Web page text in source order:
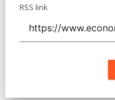
RSS link